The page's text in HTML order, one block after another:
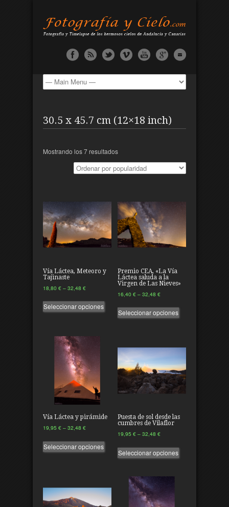
30.5 x 45.7 cm (12×18 inch)
Mostrando los 7 resultados
Vía Láctea, Meteoro y
Tajinaste
18,80 € – 32,48 €
Seleccionar opciones
Premio CEA, «La Vía
Láctea saluda a la
Virgen de Las Nieves»
16,40 €– 32,48 €
Seleccionar opciones
Vía Láctea y pirámide
19,95 € – 32,48 €
Seleccionar opciones
Puesta de sol desde las
cumbres de Vilaflor
19,95 €– 32,48 €
Seleccionar opciones